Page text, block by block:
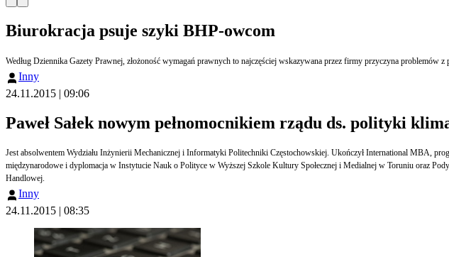
Biurokracja psuje szyki BHP-owcom
Według Dziennika Gazety Prawnej, złożoność wymagań prawnych to najczęściej wskazywana przez firmy przyczyna problemów z
Inny
24.11.2015 | 09:06
Paweł Sałek nowym pełnomocnikiem rządu ds. polityki
Jest absolwentem Wydziału Inżynierii Mechanicznej i Informatyki Politechniki Częstochowskiej. Ukończył International MBA,
międzynarodowe i dyplomacja w Instytucie Nauk o Polityce w Wyższej Szkole Kultury Społecznej i Medialnej w Toruniu oraz
Handlowej.
Inny
24.11.2015 | 08:35